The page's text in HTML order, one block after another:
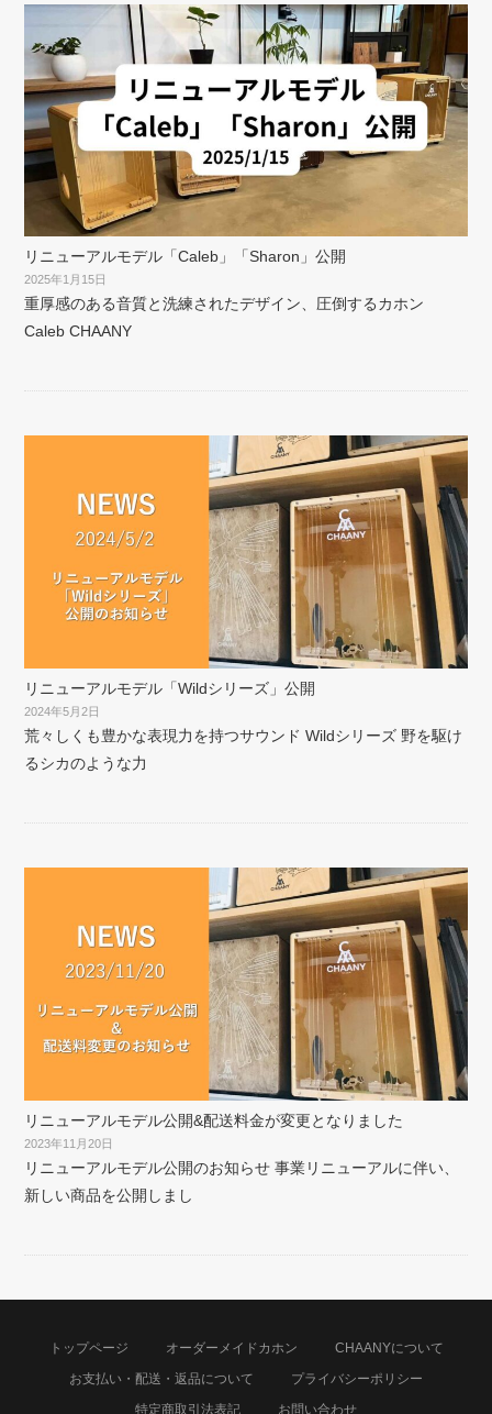
リニューアルモデル「Caleb」「Sharon」公開
2025年1月15日
重厚感のある音質と洗練されたデザイン、圧倒するカホン
Caleb CHAANY
リニューアルモデル「Wildシリーズ」公開
2024年5月2日
荒々しくも豊かな表現力を持つサウンド Wildシリーズ 野を駆け
るシカのような力
リニューアルモデル公開&配送料金が変更となりました
2023年11月20日
リニューアルモデル公開のお知らせ 事業リニューアルに伴い、
新しい商品を公開しまし
トップページ オーダーメイドカホン
CHAANYについて
お支払い・配送・返品について
プライバシーポリシー
特定商取引法表記
お問い合わせ